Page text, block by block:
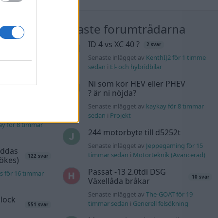
för 8 timmar
122 svar
för 16 timmar
551 svar
Nyaste forumtrådarna
ID 4 vs XC 40 ? 2 svar
Senaste inlägget av KenthIJ2 för 1 timme
sedan i El- och hybridbilar
Ni som kör HEV eller PHEV
? är ni nöjda?
Senaste inlägget av kaykay för 8 timmar
sedan i Projekt
244 motorbyte till d5252t
Senaste inlägget av Jeppegaming för 15
timmar sedan i Motorteknik (Avancerad)
Passat -13 2.0tdi DSG
Växellåda bråkar
10 svar
Senaste inlägget av The-GOAT för 19
timmar sedan i Generell felsökning